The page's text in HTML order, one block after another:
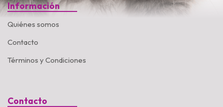
Información
Quiénes somos
Contacto
Términos y Condiciones
Contacto